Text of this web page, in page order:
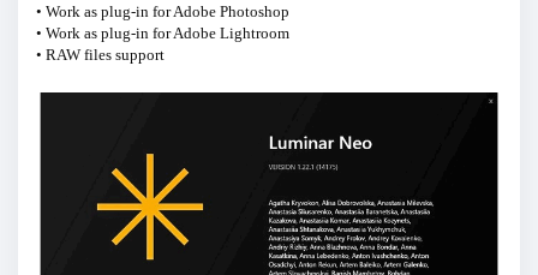
• Work as plug-in for Adobe Photoshop
• Work as plug-in for Adobe Lightroom
• RAW files support